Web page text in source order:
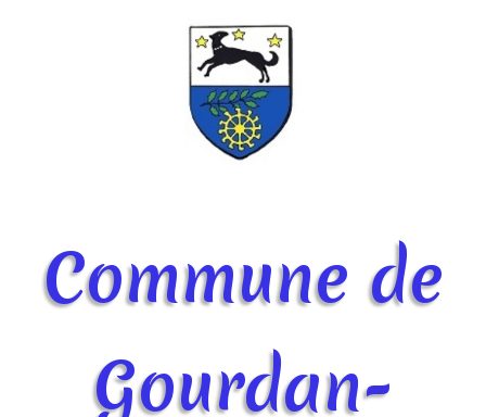
Commune de
Gourdan-